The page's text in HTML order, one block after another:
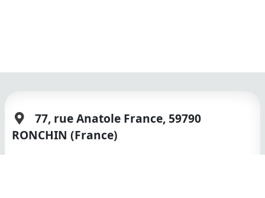
77, rue Anatole France, 59790
RONCHIN (France)